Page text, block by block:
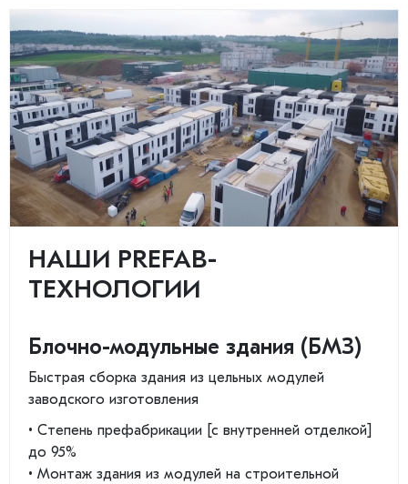
НАШИ PREFAB-
ТЕХНОЛОГИИ
Блочно-модульные здания (БМЗ)
Быстрая сборка здания из цельных модулей
заводского изготовления
• Степень префабрикации [с внутренней отделкой]
до 95%
• Монтаж здания из модулей на строительной